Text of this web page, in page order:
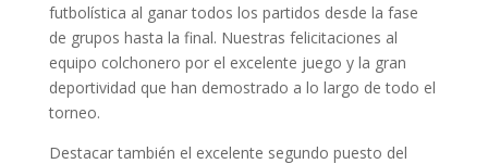
futbolística al ganar todos los partidos desde la fase
de grupos hasta la final. Nuestras felicitaciones al
equipo colchonero por el excelente juego y la gran
deportividad que han demostrado a lo largo de todo el
torneo.
Destacar también el excelente segundo puesto del